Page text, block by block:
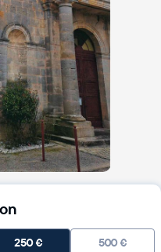
250€ 500 €